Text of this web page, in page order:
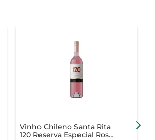
Vinho Chileno Santa Rita
120 Reserva Especial Rosé